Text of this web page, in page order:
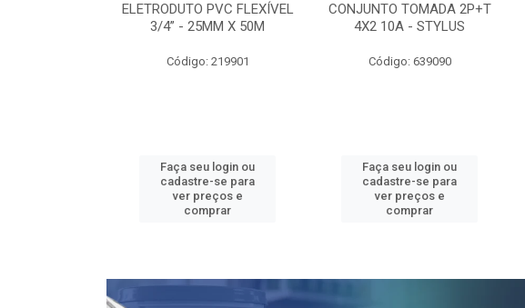
ELETRODUTO PVC FLEXÍVEL
3/4” - 25MM X 50M
Código: 219901
Faça seu login ou
cadastre-se para
ver preços e
comprar
CONJUNTO TOMADA 2P+T
4X2 10A - STYLUS
Código: 639090
Faça seu login ou
cadastre-se para
ver preços e
comprar